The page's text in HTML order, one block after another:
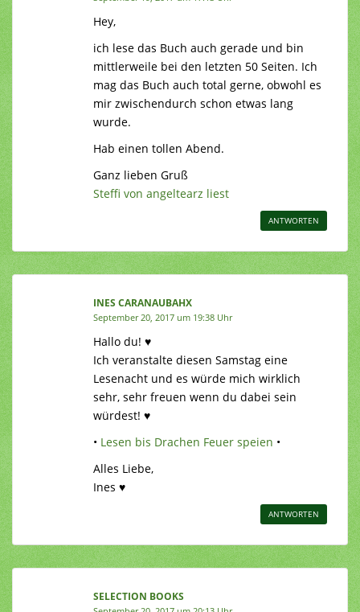
Hey,
ich lese das Buch auch gerade und bin
mittlerweile bei den letzten 50 Seiten. Ich
mag das Buch auch total gerne, obwohl es
mir zwischendurch schon etwas lang
wurde.
Hab einen tollen Abend.
Ganz lieben Gruß
Steffi von angeltearz liest
ANTWORTEN
INES CARANAUBAHX
September 20, 2017 um 19:38 Uhr
Hallo du! ♥
Ich veranstalte diesen Samstag eine
Lesenacht und es würde mich wirklich
sehr, sehr freuen wenn du dabei sein
würdest! ♥
• Lesen bis Drachen Feuer speien •
Alles Liebe,
Ines ♥
ANTWORTEN
SELECTION BOOKS